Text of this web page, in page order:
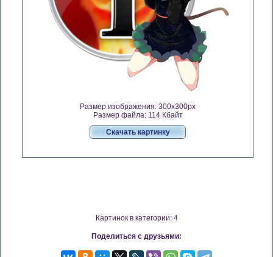
Размер изображения: 300x300px
Размер файла: 114 Кбайт
Скачать картинку
Картинок в категории: 4
Поделиться с друзьями: